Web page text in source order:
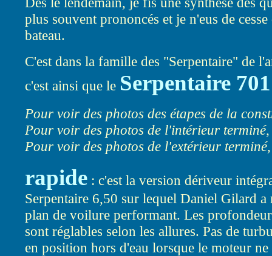
plus souvent prononcés et je n'eus de
bateau.
C'est dans la famille des "Serpentaire" de
c'est ainsi que le Serpentaire 701
Pour voir des photos des étapes de la
Pour voir des photos de l'intérieur
Pour voir des photos de l'extérieur
rapide : c'est la version dériveur
Serpentaire 6,50 sur lequel Daniel Gilard
plan de voilure performant. Les
sont réglables selon les allures. Pas de
en position hors d'eau lorsque le moteur ne